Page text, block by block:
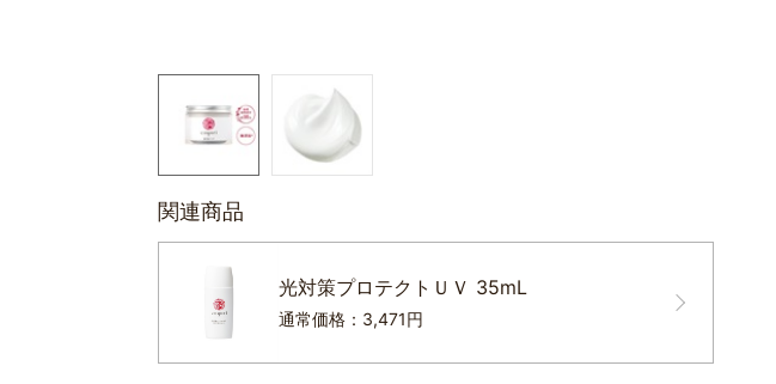
関連商品
光対策プロテクトＵＶ 35mL
通常価格：3,471円